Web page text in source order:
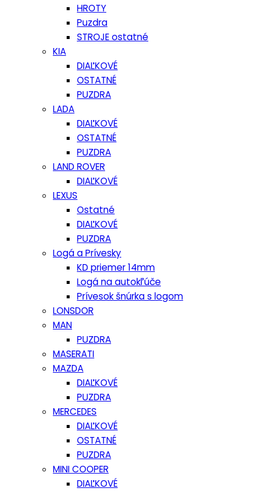
HROTY
Puzdra
STROJE ostatné
KIA
DIAĽKOVÉ
OSTATNÉ
PUZDRA
LADA
DIAĽKOVÉ
OSTATNÉ
PUZDRA
LAND ROVER
DIAĽKOVÉ
LEXUS
Ostatné
DIAĽKOVÉ
PUZDRA
Logá a Prívesky
KD priemer 14mm
Logá na autokľúče
Prívesok šnúrka s logom
LONSDOR
MAN
PUZDRA
MASERATI
MAZDA
DIAĽKOVÉ
PUZDRA
MERCEDES
DIAĽKOVÉ
OSTATNÉ
PUZDRA
MINI COOPER
DIAĽKOVÉ